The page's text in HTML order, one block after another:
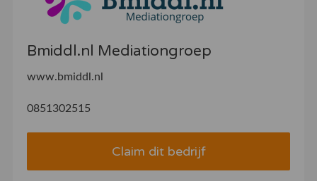
Bmiddl.nl Mediationgroep
www.bmiddl.nl
0851302515
Claim dit bedrijf